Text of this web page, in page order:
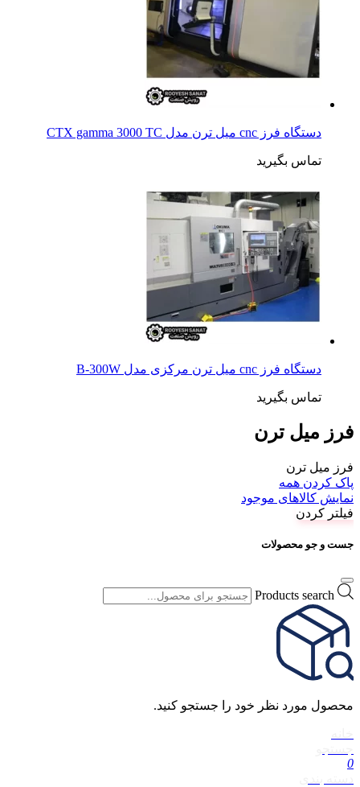
دستگاه فرز cnc میل ترن مدل CTX gamma 3000 TC
تماس بگیرید
دستگاه فرز cnc میل ترن مرکزی مدل B-300W
تماس بگیرید
فرز میل ترن
فرز میل ترن
پاک کردن همه
نمایش کالاهای موجود
فیلتر کردن
جست و جو محصولات
Products search
محصول مورد نظر خود را جستجو کنید.
0